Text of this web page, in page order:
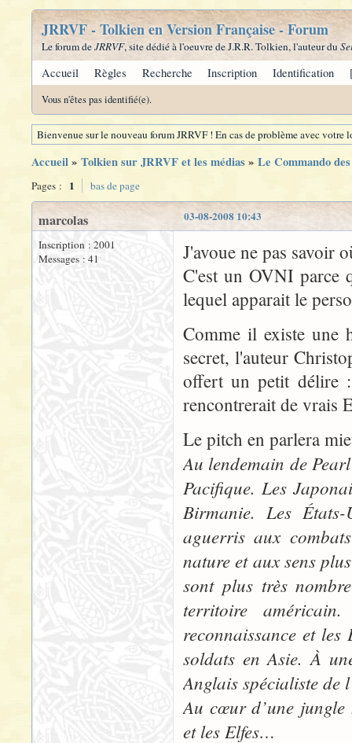
JRRVF - Tolkien en Version Française - Forum
Le forum deJRRVF, site dédié à l'oeuvre de J.R.R. Tolkien, l'auteur du
Accueil Règles Recherche Inscription Identification
Vous n'êtes pas identifié(e).
Bienvenue sur le nouveau forum JRRVF ! En cas de problème avec
Accueil» Tolkien sur JRRVF et les médias» Le Commando
Pages : 1 bas de page
03-08-2008 10:43
marcolas
Inscription : 2001
Messages : 41
J'avoue ne pas savoir
C'est un OVNI parce
lequel apparait le
Comme il existe une
secret, l'auteur
offert un petit délire
rencontrerait de vrais
Le pitch en parlera
Au lendemain de
Pacifique. Les
Birmanie. Les
aguerris aux
nature et aux sens
sont plus très
territoire
reconnaissance et les
soldats en Asie. À
Anglais spécialiste de
Au cœur d’une jungle
et les Elfes…